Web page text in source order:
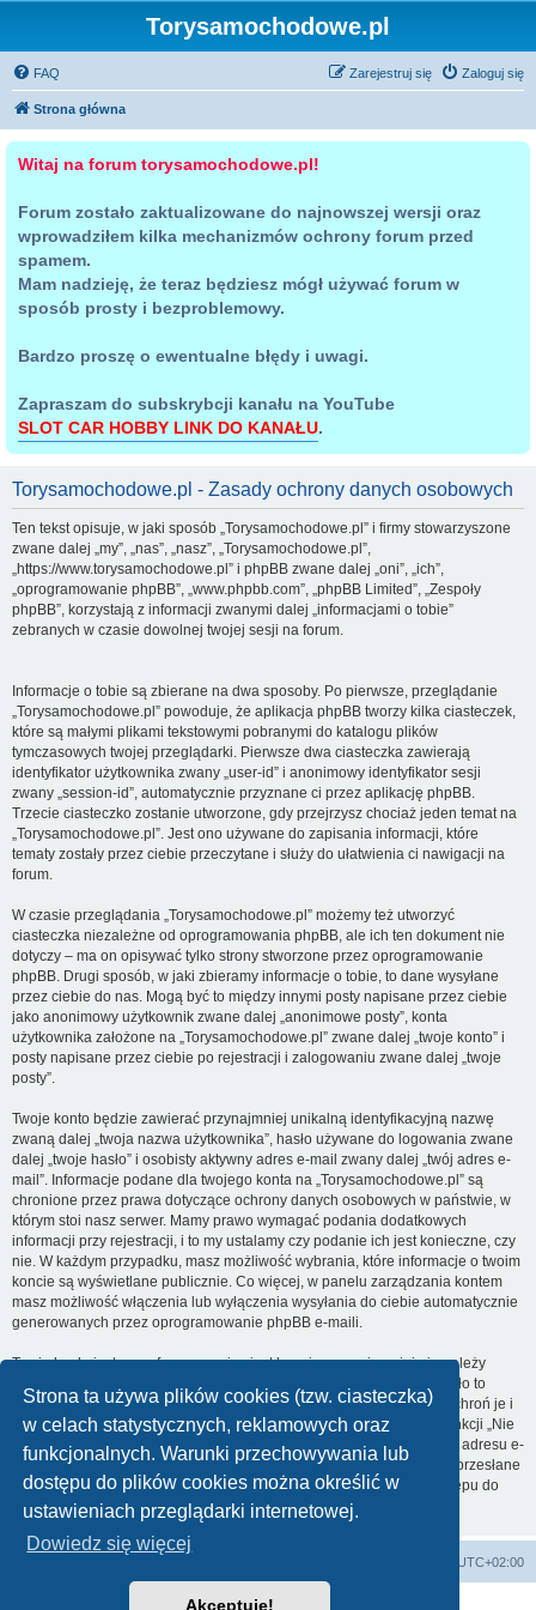
Strona ta używa plików cookies (tzw. ciasteczka)
w celach statystycznych, reklamowych oraz
funkcjonalnych. Warunki przechowywania lub
dostępu do plików cookies można określić w
ustawieniach przeglądarki internetowej.
Dowiedz się więcej
Akceptuję!
Torysamochodowe.pl
FAQ Zaloguj się
Zarejestruj się
Strona główna
Witaj na forum torysamochodowe.pl!
Forum zostało zaktualizowane do najnowszej wersji oraz
wprowadziłem kilka mechanizmów ochrony forum przed
spamem.
Mam nadzieję, że teraz będziesz mógł używać forum w
sposób prosty i bezproblemowy.
Bardzo proszę o ewentualne błędy i uwagi.
Zapraszam do subskrybcji kanału na YouTube
SLOT CAR HOBBY LINK DO KANAŁU.
Torysamochodowe.pl - Zasady ochrony danych osobowych
Ten tekst opisuje, w jaki sposób „Torysamochodowe.pl” i firmy stowarzyszone
zwane dalej „my”, „nas”, „nasz”, „Torysamochodowe.pl”,
„https://www.torysamochodowe.pl” i phpBB zwane dalej „oni”, „ich”,
„oprogramowanie phpBB”, „www.phpbb.com”, „phpBB Limited”, „Zespoły
phpBB”, korzystają z informacji zwanymi dalej „informacjami o tobie”
zebranych w czasie dowolnej twojej sesji na forum.
Informacje o tobie są zbierane na dwa sposoby. Po pierwsze, przeglądanie
„Torysamochodowe.pl” powoduje, że aplikacja phpBB tworzy kilka ciasteczek,
które są małymi plikami tekstowymi pobranymi do katalogu plików
tymczasowych twojej przeglądarki. Pierwsze dwa ciasteczka zawierają
identyfikator użytkownika zwany „user-id” i anonimowy identyfikator sesji
zwany „session-id”, automatycznie przyznane ci przez aplikację phpBB.
Trzecie ciasteczko zostanie utworzone, gdy przejrzysz chociaż jeden temat na
„Torysamochodowe.pl”. Jest ono używane do zapisania informacji, które
tematy zostały przez ciebie przeczytane i służy do ułatwienia ci nawigacji na
forum.
W czasie przeglądania „Torysamochodowe.pl” możemy też utworzyć
ciasteczka niezależne od oprogramowania phpBB, ale ich ten dokument nie
dotyczy – ma on opisywać tylko strony stworzone przez oprogramowanie
phpBB. Drugi sposób, w jaki zbieramy informacje o tobie, to dane wysyłane
przez ciebie do nas. Mogą być to między innymi posty napisane przez ciebie
jako anonimowy użytkownik zwane dalej „anonimowe posty”, konta
użytkownika założone na „Torysamochodowe.pl” zwane dalej „twoje konto” i
posty napisane przez ciebie po rejestracji i zalogowaniu zwane dalej „twoje
posty”.
Twoje konto będzie zawierać przynajmniej unikalną identyfikacyjną nazwę
zwaną dalej „twoja nazwa użytkownika”, hasło używane do logowania zwane
dalej „twoje hasło” i osobisty aktywny adres e-mail zwany dalej „twój adres e-
mail”. Informacje podane dla twojego konta na „Torysamochodowe.pl” są
chronione przez prawa dotyczące ochrony danych osobowych w państwie, w
którym stoi nasz serwer. Mamy prawo wymagać podania dodatkowych
informacji przy rejestracji, i to my ustalamy czy podanie ich jest konieczne, czy
nie. W każdym przypadku, masz możliwość wybrania, które informacje o twoim
koncie są wyświetlane publicznie. Co więcej, w panelu zarządzania kontem
masz możliwość włączenia lub wyłączenia wysyłania do ciebie automatycznie
generowanych przez oprogramowanie phpBB e-maili.
Twoje hasło jest zaszyfrowane, więc jest bezpieczne, niemniej nie należy
używać tego samego hasła na różnych witrynach internetowych. Hasło to
umożliwia dostęp do twojego konta na „Torysamochodowe.pl”, więc chroń je i
w żadnym wypadku nie podawaj
nikomu. Jeśli je zapomnisz, użyj funkcji „Nie
pamiętam hasła”. Witryna poprosi cię o podanie nazwy użytkownika i adresu e-
mail. Po podaniu tych danych zostanie wygenerowane nowe hasło i przesłane
na podany przez ciebie adres e-mail. Umożliwi ono odzyskanie dostępu do
twojego konta.
UTC+02:00
Technologię dostarczaphpBB® Forum Software © phpBB Limited